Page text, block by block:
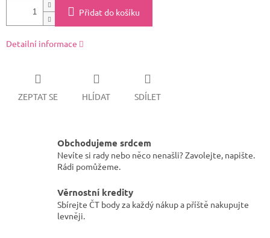
Přidat do košíku
Detailní informace
ZEPTAT SE HLÍDAT SDÍLET
Obchodujeme srdcem
Nevíte si rady nebo něco nenašli? Zavolejte, napište.
Rádi pomůžeme.
Věrnostní kredity
Sbírejte ČT body za každý nákup a příště nakupujte
levněji.